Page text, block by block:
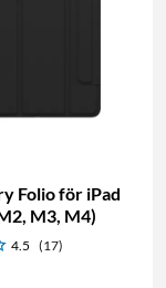
Folio för iPad
M3, M4)
4.5 (17)